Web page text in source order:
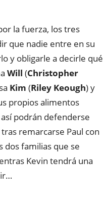
la fuerza, los tres
que nadie entre en su
y obligarle a decirle qué
Will (Christopher
Kim (Riley Keough) y
propios alimentos
podrán defenderse
remarcarse Paul con
dos familias que se
Kevin tendrá una